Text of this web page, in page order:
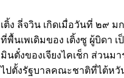
เติ้ง ลี่จวิน เกิดเมื่อวันที่ ๒๙
ที่พื้นเพเดิมของ เติ้งซู ผู้บิดา
มินตั๋งของเจียงไคเช็ก ส่วน
ไปตั้งรัฐบาลคณะชาติที่ไต้หวั